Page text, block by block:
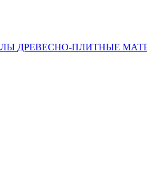
ДРЕВЕСНО-ПЛИТНЫЕ